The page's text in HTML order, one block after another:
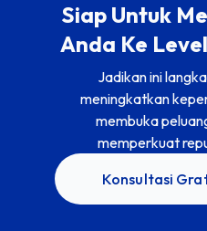
Siap Untuk
Anda Ke
Jadikan ini
meningkatkan
membuka
memperkuat
Konsultasi